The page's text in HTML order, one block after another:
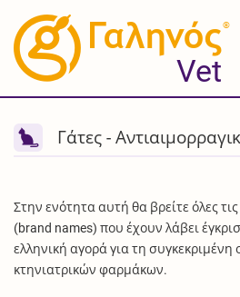
®
Vet
Γάτες -
Στην ενότητα αυτή θα βρείτε όλες
(brand names) που έχουν λάβει
ελληνική αγορά για τη
κτηνιατρικών φαρμάκων.